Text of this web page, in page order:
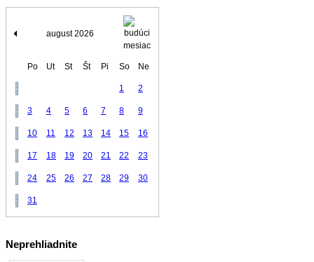
august 2026
Po Ut St Št Pi So Ne
1 2
3 4 5 6 7 8 9
10 11 12 13 14 15 16
17 18 19 20 21 22 23
24 25 26 27 28 29 30
31
Neprehliadnite